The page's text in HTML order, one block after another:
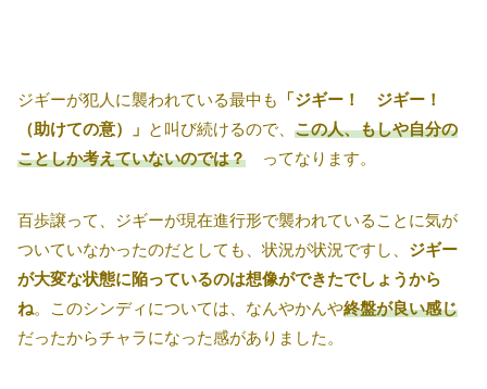
ジギーが犯人に襲われている最中も
「ジギー！ ジギー！
（助けての意）」 と叫び続けるので、 この人、もしや自分の
ことしか考えていないのでは？ ってなります。
百歩譲って、ジギーが現在進行形で襲われていることに気が
ついていなかったのだとしても、状況が状況ですし、 ジギー
が大変な状態に陥っているのは想像ができたでしょうから
ね。このシンディについては、なんやかんや終盤が良い感じ
だったからチャラになった感がありました。